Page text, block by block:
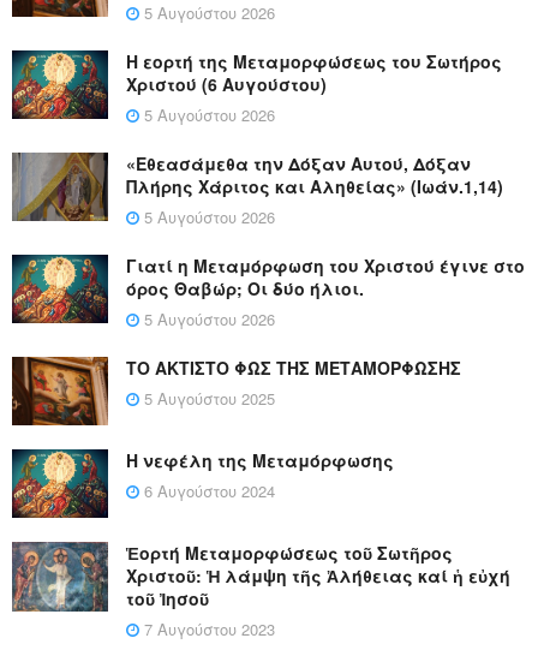
5 Αυγούστου 2026
Η εορτή της Μεταμορφώσεως του Σωτήρος
Χριστού (6 Αυγούστου)
5 Αυγούστου 2026
«Εθεασάμεθα την Δόξαν Αυτού, Δόξαν
Πλήρης Χάριτος και Αληθείας» (Ιωάν.1,14)
5 Αυγούστου 2026
Γιατί η Μεταμόρφωση του Χριστού έγινε στο
όρος Θαβώρ; Οι δύο ήλιοι.
5 Αυγούστου 2026
ΤΟ ΑΚΤΙΣΤΟ ΦΩΣ ΤΗΣ ΜΕΤΑΜΟΡΦΩΣΗΣ
5 Αυγούστου 2025
Η νεφέλη της Μεταμόρφωσης
6 Αυγούστου 2024
Ἑορτή Μεταμορφώσεως τοῦ Σωτῆρος
Χριστοῦ: Ἡ λάμψη τῆς Ἀλήθειας καί ἡ εὐχή
τοῦ Ἰησοῦ
7 Αυγούστου 2023